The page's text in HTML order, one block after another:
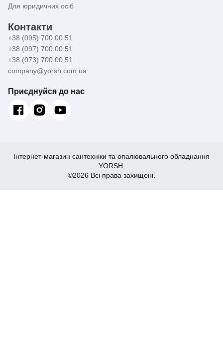
Для юридичних осіб
Контакти
+38 (095) 700 00 51
+38 (097) 700 00 51
+38 (073) 700 00 51
company@yorsh.com.ua
Приєднуйся до нас
Інтернет-магазин сантехніки та опалювального обладнання
YORSH.
©2026 Всі права захищені.